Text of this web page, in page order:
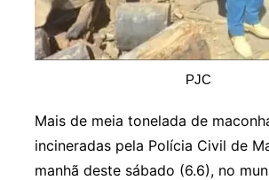
PJC
Mais de meia tonelada de
incineradas pela Polícia Civil de
manhã deste sábado (6.6), no